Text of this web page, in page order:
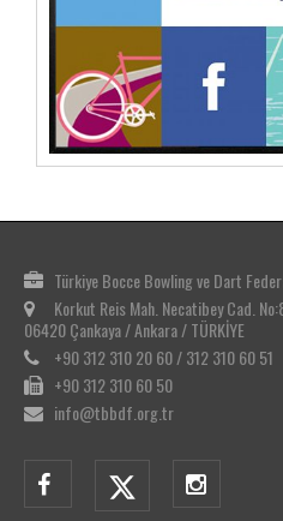
Türkiye Bocce Bowling ve Dart
Korkut Reis Mah. Necatibey Cad.
06420 Çankaya / Ankara / TÜRKİYE
+90 312 310 20 60 / 312 310 60 51
+90 312 310 60 50
info@tbbdf.org.tr